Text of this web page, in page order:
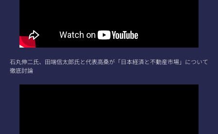
石丸伸二氏、田端信太郎氏と代表高桑が「日本経済と不動産市場」について
徹底討論